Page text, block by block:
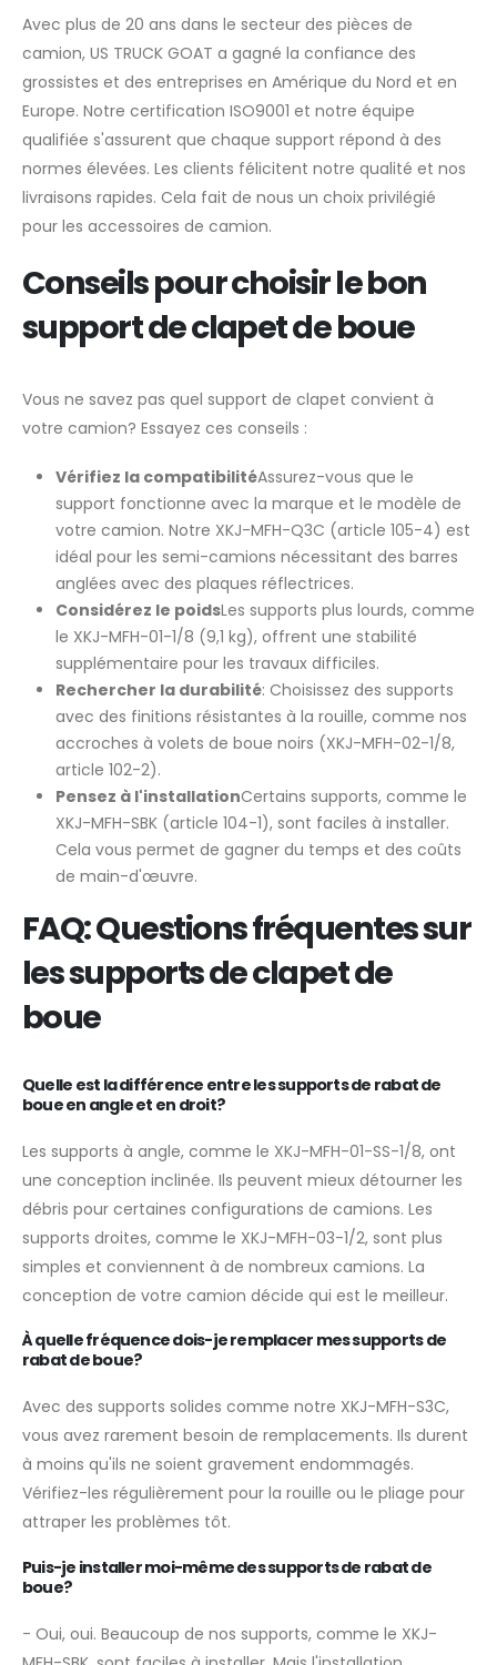
Avec plus de 20 ans dans le secteur des pièces de
camion, US TRUCK GOAT a gagné la confiance des
grossistes et des entreprises en Amérique du Nord et en
Europe. Notre certification ISO9001 et notre équipe
qualifiée s'assurent que chaque support répond à des
normes élevées. Les clients félicitent notre qualité et nos
livraisons rapides. Cela fait de nous un choix privilégié
pour les accessoires de camion.
Conseils pour choisir le bon
support de clapet de boue
Vous ne savez pas quel support de clapet convient à
votre camion? Essayez ces conseils :
Vérifiez la compatibilitéAssurez-vous que le
support fonctionne avec la marque et le modèle de
votre camion. Notre XKJ-MFH-Q3C (article 105-4) est
idéal pour les semi-camions nécessitant des barres
anglées avec des plaques réflectrices.
Considérez le poidsLes supports plus lourds, comme
le XKJ-MFH-01-1/8 (9,1 kg), offrent une stabilité
supplémentaire pour les travaux difficiles.
Rechercher la durabilité: Choisissez des supports
avec des finitions résistantes à la rouille, comme nos
accroches à volets de boue noirs (XKJ-MFH-02-1/8,
article 102-2).
Pensez à l'installationCertains supports, comme le
XKJ-MFH-SBK (article 104-1), sont faciles à installer.
Cela vous permet de gagner du temps et des coûts
de main-d'œuvre.
FAQ: Questions fréquentes sur
les supports de clapet de
boue
Quelle est la différence entre les supports de rabat de
boue en angle et en droit?
Les supports à angle, comme le XKJ-MFH-01-SS-1/8, ont
une conception inclinée. Ils peuvent mieux détourner les
débris pour certaines configurations de camions. Les
supports droites, comme le XKJ-MFH-03-1/2, sont plus
simples et conviennent à de nombreux camions. La
conception de votre camion décide qui est le meilleur.
À quelle fréquence dois-je remplacer mes supports de
rabat de boue?
Avec des supports solides comme notre XKJ-MFH-S3C,
vous avez rarement besoin de remplacements. Ils durent
à moins qu'ils ne soient gravement endommagés.
Vérifiez-les régulièrement pour la rouille ou le pliage pour
attraper les problèmes tôt.
Puis-je installer moi-même des supports de rabat de
boue?
- Oui, oui. Beaucoup de nos supports, comme le XKJ-